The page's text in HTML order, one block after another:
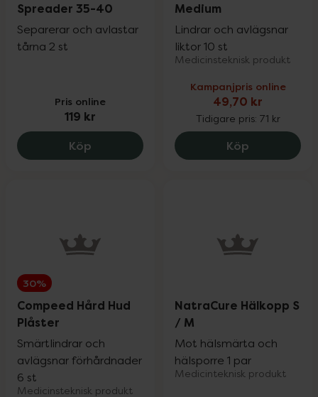
Spreader 35-40
Separerar och avlastar
tårna 2 st
Pris online
119 kr
Köp Ortho Movement Flex Gel Toe
Medium
Lindrar och avlägsnar
liktor 10 st
Medicinsteknisk produkt
Kampanjpris online
49,70 kr
Tidigare pris: 71 kr
Köp Compeed
30%
Compeed Hård Hud
Plåster
Smärtlindrar och
avlägsnar förhårdnader
6 st
Medicinsteknisk produkt
NatraCure Hälkopp S
/ M
Mot hälsmärta och
hälsporre 1 par
Medicinteknisk produkt